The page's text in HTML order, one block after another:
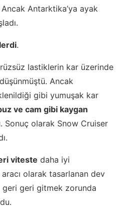
Antarktika’ya ayak
.
lastiklerin kar üzerinde
Ancak
gibi yumuşak kar
ve cam gibi kaygan
Sonuç olarak Snow Cruiser
viteste daha iyi
olarak tasarlanan dev
geri geri gitmek zorunda